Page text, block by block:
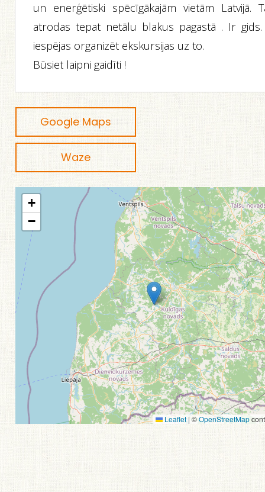
un enerģētiski spēcīgākajām vietām Latvijā.
atrodas tepat netālu blakus pagastā . Ir
iespējas organizēt ekskursijas uz to.
Būsiet laipni gaidīti !
Google Maps
Waze
+
−
Leaflet | ©OpenStreetMap